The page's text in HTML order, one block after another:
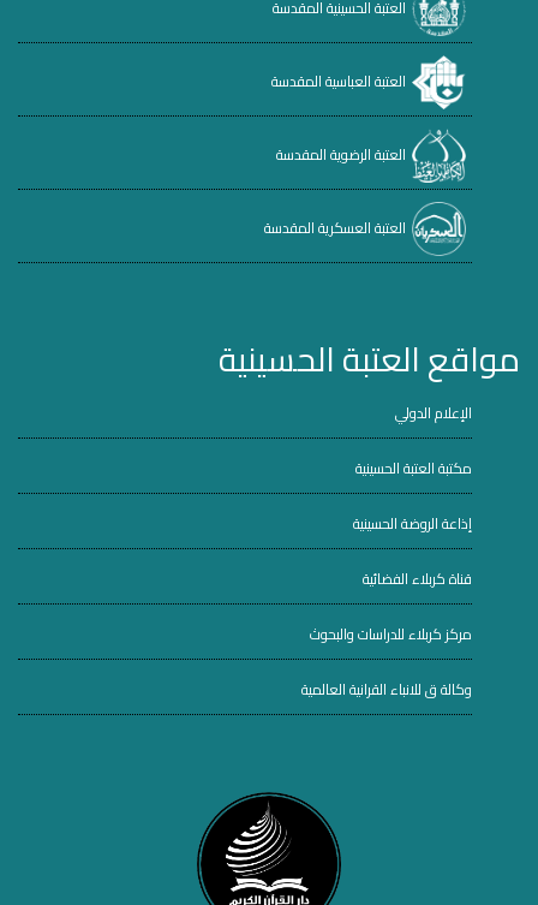
العتبة الحسينية المقدسة
العتبة العباسية المقدسة
العتبة الرضوية المقدسة
العتبة العسكرية المقدسة
مواقع العتبة الحسينية
الإعلام الدولي
مكتبة العتبة الحسينية
إذاعة الروضة الحسينية
قناة كربلاء الفضائية
مركز كربلاء للدراسات والبحوث
وكالة ق للانباء القرانية العالمية